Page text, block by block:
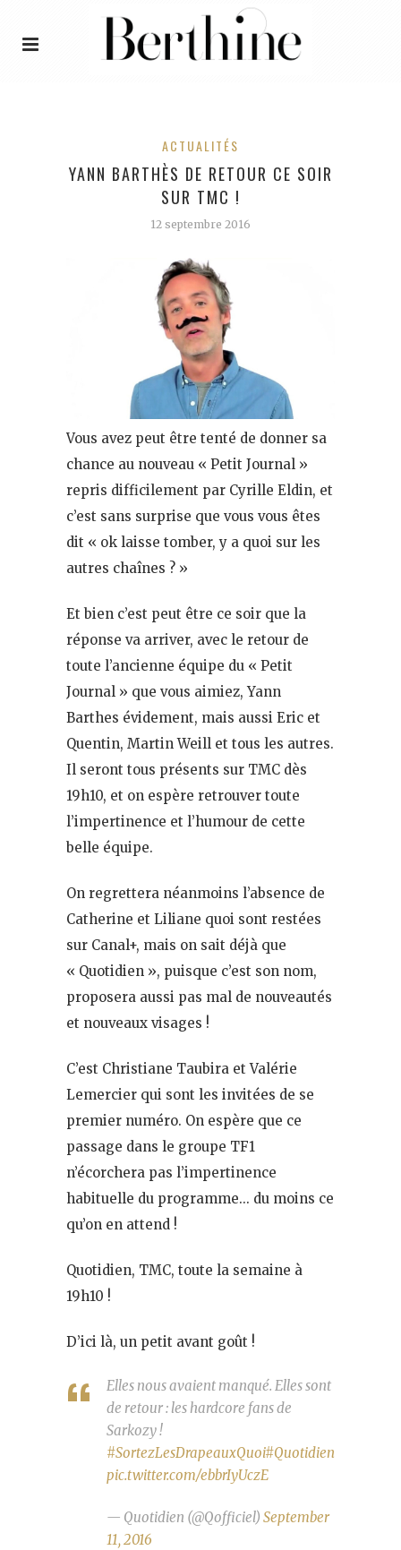
ACTUALITÉS
YANN BARTHÈS DE RETOUR CE SOIR
SUR TMC !
12 septembre 2016
Vous avez peut être tenté de donner sa
chance au nouveau « Petit Journal »
repris difficilement par Cyrille Eldin, et
c’est sans surprise que vous vous êtes
dit « ok laisse tomber, y a quoi sur les
autres chaînes ? »
Et bien c’est peut être ce soir que la
réponse va arriver, avec le retour de
toute l’ancienne équipe du « Petit
Journal » que vous aimiez, Yann
Barthes évidement, mais aussi Eric et
Quentin, Martin Weill et tous les autres.
Il seront tous présents sur TMC dès
19h10, et on espère retrouver toute
l’impertinence et l’humour de cette
belle équipe.
On regrettera néanmoins l’absence de
Catherine et Liliane quoi sont restées
sur Canal+, mais on sait déjà que
« Quotidien », puisque c’est son nom,
proposera aussi pas mal de nouveautés
et nouveaux visages !
C’est Christiane Taubira et Valérie
Lemercier qui sont les invitées de se
premier numéro. On espère que ce
passage dans le groupe TF1
n’écorchera pas l’impertinence
habituelle du programme… du moins ce
qu’on en attend !
Quotidien, TMC, toute la semaine à
19h10 !
D’ici là, un petit avant goût !
Elles nous avaient manqué. Elles sont
de retour : les hardcore fans de
Sarkozy !
#SortezLesDrapeauxQuoi#Quotidien
pic.twitter.com/ebbrIyUczE
— Quotidien (@Qofficiel) September
11, 2016